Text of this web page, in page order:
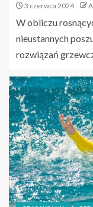
3 czerwca 2024
W obliczu
nieustannych
rozwiązań